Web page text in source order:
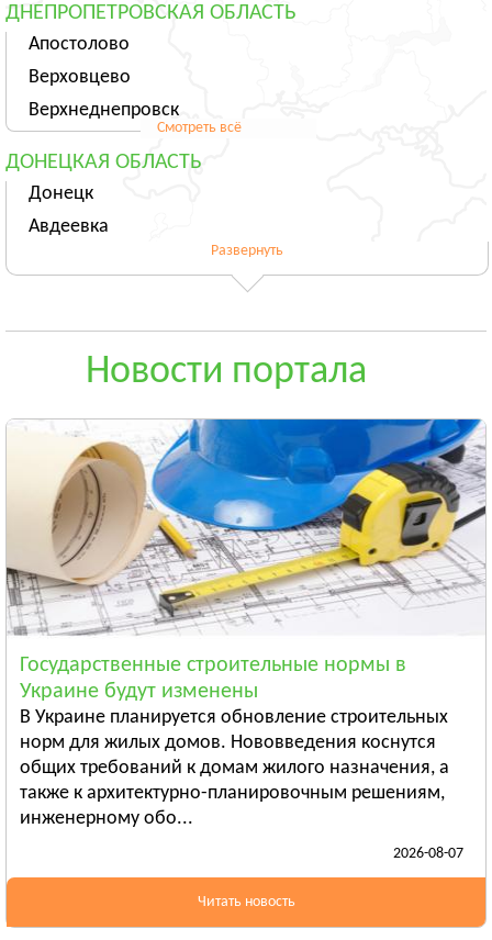
ДНЕПРОПЕТРОВСКАЯ ОБЛАСТЬ
Апостолово
Верховцево
Верхнеднепровск
Смотреть всё
ДОНЕЦКАЯ ОБЛАСТЬ
Донецк
Авдеевка
Смотреть всё
Андрушёвка
Смотреть всё
ЗАКАРПАТСКАЯ ОБЛАСТЬ
Ужгород
Чоп
Берегово
Смотреть всё
ЗАПОРОЖСКАЯ ОБЛАСТЬ
Запорожье
Энергодар
Бердянск
Смотреть всё
ИВАНО-ФРАНКОВСКАЯ ОБЛАСТЬ
Ивано-Франковск
Болехов
Смотреть всё
Развернуть
Новости портала
Государственные строительные нормы в
Украине будут изменены
В Украине планируется обновление строительных
норм для жилых домов. Нововведения коснутся
общих требований к домам жилого назначения, а
также к архитектурно-планировочным решениям,
инженерному обо...
2026-08-07
Читать новость